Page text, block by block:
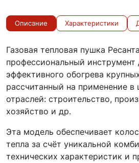
Описание Характеристики
Газовая тепловая пушка
профессиональный инструмент
эффективного обогрева
рассчитанный на применение
отраслей: строительство,
хозяйство и др.
Эта модель обеспечивает
тепла за счёт уникальной
технических характеристик и